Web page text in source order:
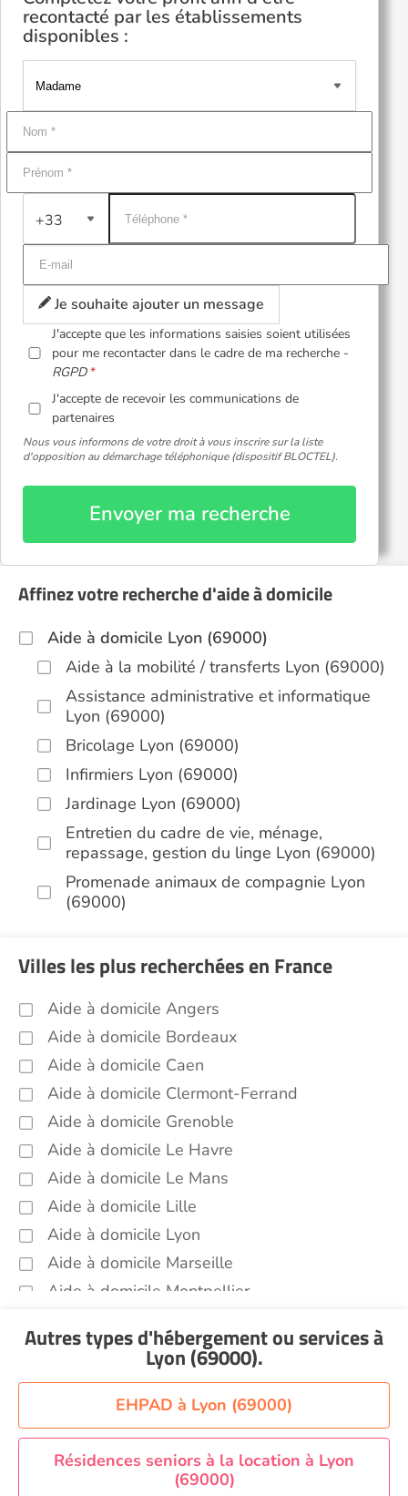
recontacté par les établissements
disponibles :
+33
Je souhaite ajouter un message
J'accepte que les informations saisies soient utilisées
pour me recontacter dans le cadre de ma recherche -
RGPD
J'accepte de recevoir les communications de
partenaires
Nous vous informons de votre droit à vous inscrire sur la liste
d'opposition au démarchage téléphonique (dispositif BLOCTEL).
Envoyer ma recherche
Affinez votre recherche d'aide à domicile
Aide à domicile Lyon (69000)
Aide à la mobilité / transferts Lyon (69000)
Assistance administrative et informatique
Lyon (69000)
Bricolage Lyon (69000)
Infirmiers Lyon (69000)
Jardinage Lyon (69000)
Entretien du cadre de vie, ménage,
repassage, gestion du linge Lyon (69000)
Promenade animaux de compagnie Lyon
(69000)
Autres aides à domicile Lyon (69000)
Villes les plus recherchées en France
Aide à domicile Angers
Aide à domicile Bordeaux
Aide à domicile Caen
Aide à domicile Clermont-Ferrand
Aide à domicile Grenoble
Aide à domicile Le Havre
Aide à domicile Le Mans
Aide à domicile Lille
Aide à domicile Lyon
Aide à domicile Marseille
Aide à domicile Montpellier
Aide à domicile Nice
Aide à domicile Nîmes
Aide à domicile Orléans
Aide à domicile Paris
Aide à domicile Perpignan
Aide à domicile Rennes
Autres types d'hébergement ou servicesà
Lyon (69000).
EHPAD à Lyon (69000)
Résidences seniors à la location à Lyon
(69000)